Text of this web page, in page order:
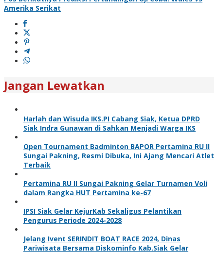
Amerika Serikat
Jangan Lewatkan
Harlah dan Wisuda IKS.PI Cabang Siak, Ketua DPRD
Siak Indra Gunawan di Sahkan Menjadi Warga IKS
Open Tournament Badminton BAPOR Pertamina RU II
Sungai Pakning, Resmi Dibuka, Ini Ajang Mencari Atlet
Terbaik
Pertamina RU II Sungai Pakning Gelar Turnamen Voli
dalam Rangka HUT Pertamina ke-67
IPSI Siak Gelar KejurKab Sekaligus Pelantikan
Pengurus Periode 2024-2028
Jelang Ivent SERINDIT BOAT RACE 2024, Dinas
Pariwisata Bersama Diskominfo Kab.Siak Gelar